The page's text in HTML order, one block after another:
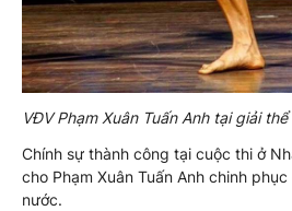
VĐV Phạm Xuân Tuấn Anh tại giải
Chính sự thành công tại cuộc thi ở
cho Phạm Xuân Tuấn Anh chinh
nước.